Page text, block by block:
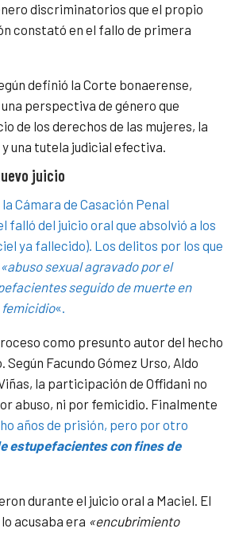
discriminatorios que el propio
constató en el fallo de primera
definió la Corte bonaerense,
perspectiva de género que
de los derechos de las mujeres, la
una tutela judicial efectiva.
juicio
Cámara de Casación Penal
falló del juicio oral que absolvió a los
ya fallecido). Los delitos por los que
«abuso sexual agravado por el
seguido de muerte en
femicidio«.
como presunto autor del hecho
Facundo Gómez Urso, Aldo
la participación de Offidani no
abuso, ni por femicidio. Finalmente
años de prisión, pero por otro
estupefacientes con fines de
durante el juicio oral a Maciel. El
acusaba era «encubrimiento